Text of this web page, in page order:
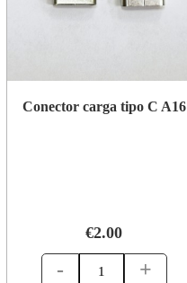
Conector carga tipo C A16
€2.00
- +